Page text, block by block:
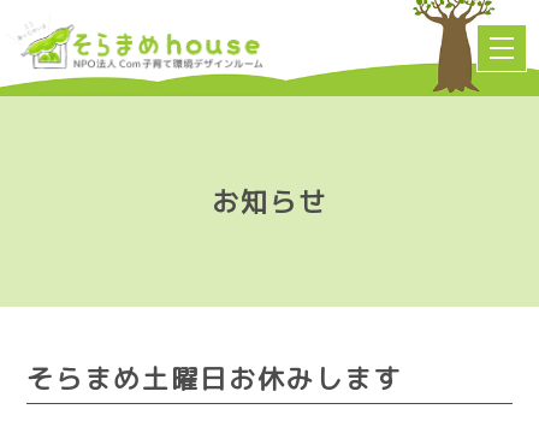
お知らせ
そらまめ土曜日お休みします